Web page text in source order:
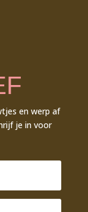
en werp af
je in voor